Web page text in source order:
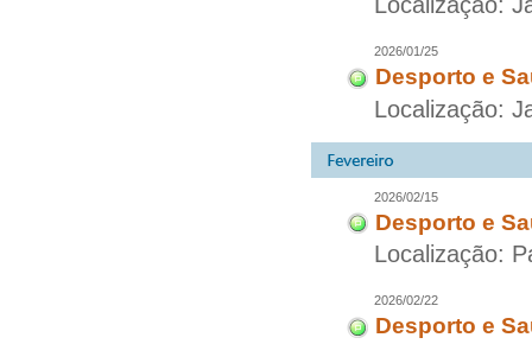
2026/01/25
Desporto e
Localização:
2026/02/15
Desporto e
Localização:
2026/02/22
Desporto e